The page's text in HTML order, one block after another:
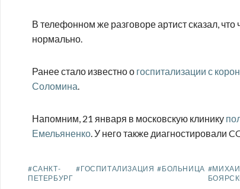
В телефонном же разговоре артист сказал, что
нормально.
Ранее стало известно о госпитализации с
Соломина.
Напомним, 21 января в московскую клинику
Емельяненко. У него также диагностировали
#САНКТ-
ПЕТЕРБУРГ
#ГОСПИТАЛИЗАЦИЯ #БОЛЬНИЦА